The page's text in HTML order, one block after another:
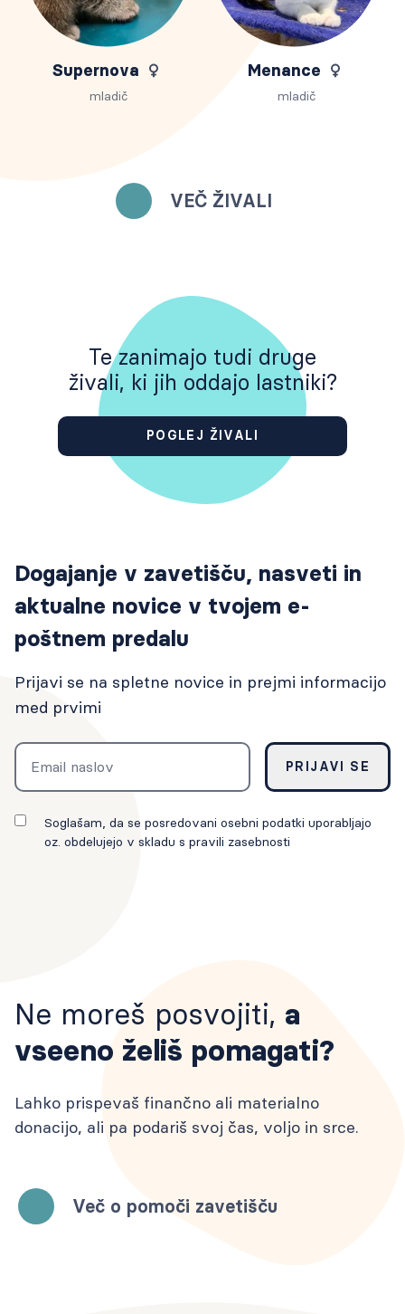
VEČ ŽIVALI
Supernova
mladič
Menance
mladič
Te zanimajo tudi druge
živali, ki jih oddajo lastniki?
POGLEJ ŽIVALI
Dogajanje v zavetišču, nasveti in
aktualne novice v tvojem e-
poštnem predalu
Prijavi se na spletne novice in prejmi informacijo
med prvimi
Email
PRIJAVI SE
Soglašam, da se posredovani osebni podatki uporabljajo
oz. obdelujejo v skladu s pravili zasebnosti
Ne moreš posvojiti, a
vseeno želiš pomagati?
Lahko prispevaš finančno ali materialno
donacijo, ali pa podariš svoj čas, voljo in srce.
Več o pomoči zavetišču